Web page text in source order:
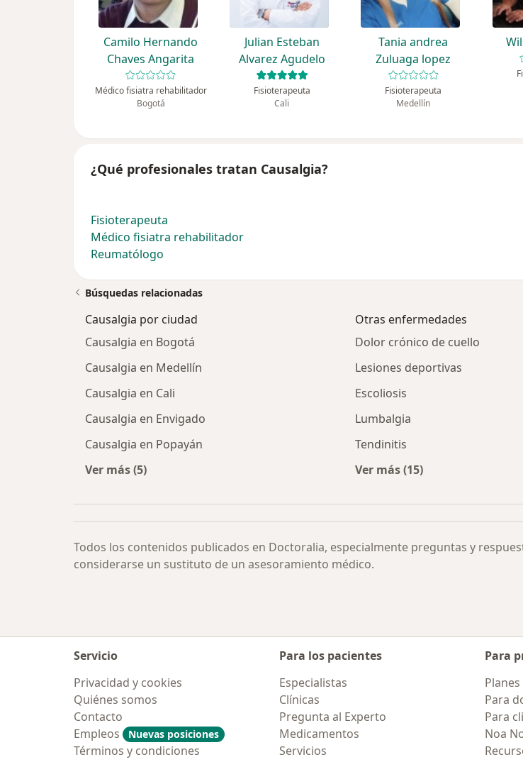
Camilo Hernando
Chaves Angarita
Médico fisiatra rehabilitador
Bogotá
Julian Esteban
Alvarez Agudelo
Fisioterapeuta
Cali
Tania andrea
Zuluaga lopez
Fisioterapeuta
Medellín
¿Qué profesionales tratan Causalgia?
Fisioterapeuta
Médico fisiatra rehabilitador
Reumatólogo
Búsquedas relacionadas
Causalgia por ciudad
Causalgia en Bogotá
Causalgia en Medellín
Causalgia en Cali
Causalgia en Envigado
Causalgia en Popayán
Ver más (5)
Otras enfermedades
Dolor crónico de cuello
Lesiones deportivas
Escoliosis
Lumbalgia
Tendinitis
Ver más (15)
Todos los contenidos publicados en Doctoralia, especialmente preguntas y
considerarse un sustituto de un asesoramiento médico.
Servicio
Privacidad y cookies
Quiénes somos
Contacto
Empleos
Nuevas posiciones
Términos y condiciones
Para los pacientes
Especialistas
Clínicas
Pregunta al Experto
Medicamentos
Servicios
Para
Para
Para
Noa